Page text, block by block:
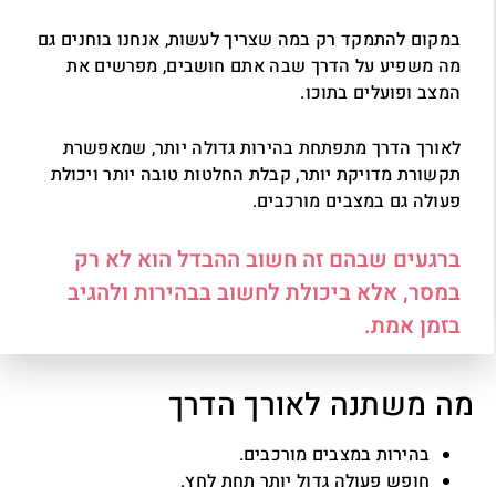
במקום להתמקד רק במה שצריך לעשות, אנחנו בוחנים גם
מה משפיע על הדרך שבה אתם חושבים, מפרשים את
המצב ופועלים בתוכו.
לאורך הדרך מתפתחת בהירות גדולה יותר, שמאפשרת
תקשורת מדויקת יותר, קבלת החלטות טובה יותר ויכולת
פעולה גם במצבים מורכבים.
ברגעים שבהם זה חשוב ההבדל הוא לא רק
במסר, אלא ביכולת לחשוב בבהירות ולהגיב
בזמן אמת.
מה משתנה לאורך הדרך
בהירות במצבים מורכבים.